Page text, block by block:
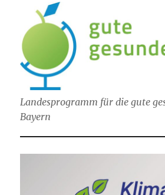
Landesprogramm für die gute
Bayern